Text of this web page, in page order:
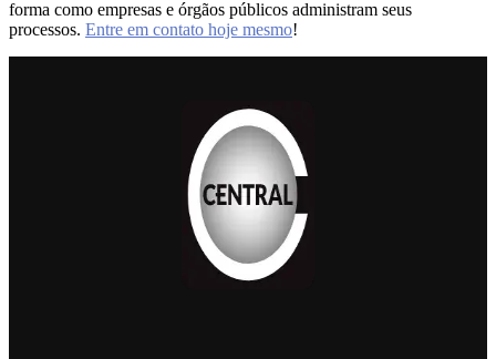
forma como empresas e órgãos públicos administram seus
processos. Entre em contato hoje mesmo!